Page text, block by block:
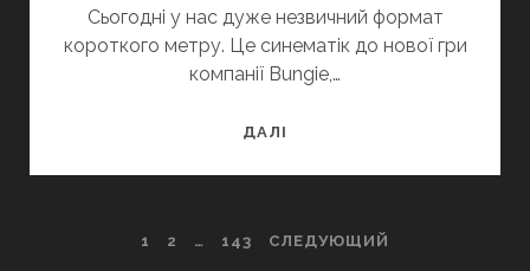
Сьогодні у нас дуже незвичний формат
короткого метру. Це синематік до нової гри
компанії Bungie,…
ДАЛІ
ПАГИНАЦИЯ
1 2 … 143 СЛЕДУЮЩИЙ